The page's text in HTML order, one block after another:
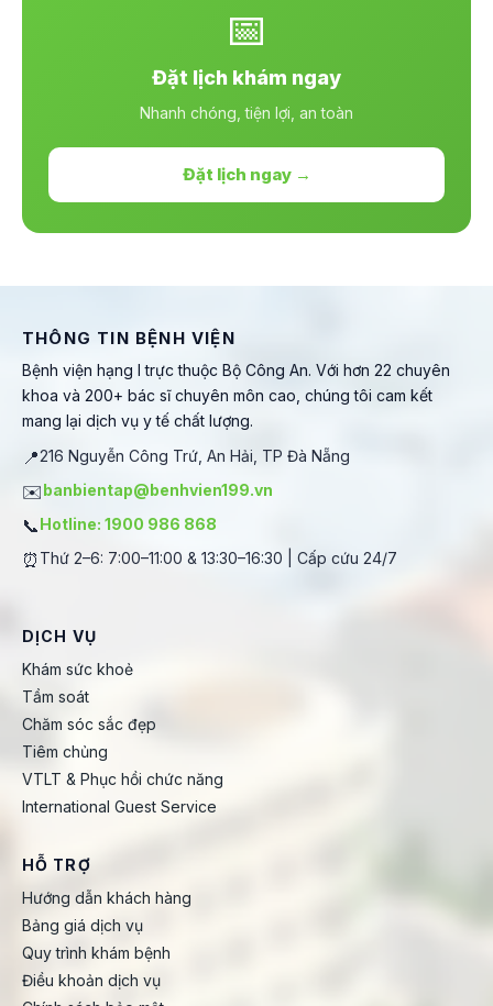
📅
Đặt lịch khám ngay
Nhanh chóng, tiện lợi, an toàn
Đặt lịch ngay →
THÔNG TIN BỆNH VIỆN
Bệnh viện hạng I trực thuộc Bộ Công An. Với hơn 22 chuyên
khoa và 200+ bác sĩ chuyên môn cao, chúng tôi cam kết
mang lại dịch vụ y tế chất lượng.
📍216 Nguyễn Công Trứ, An Hải, TP Đà Nẵng
✉️banbientap@benhvien199.vn
📞Hotline: 1900 986 868
⏰ Thứ 2–6: 7:00–11:00 & 13:30–16:30 | Cấp cứu 24/7
DỊCH VỤ
Khám sức khoẻ
Tầm soát
Chăm sóc sắc đẹp
Tiêm chủng
VTLT & Phục hồi chức năng
International Guest Service
HỖ TRỢ
Hướng dẫn khách hàng
Bảng giá dịch vụ
Quy trình khám bệnh
Điều khoản dịch vụ